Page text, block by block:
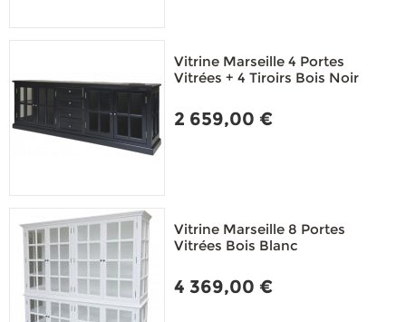
Vitrine Marseille 4 Portes
Vitrées + 4 Tiroirs Bois Noir
2 659,00 €
Vitrine Marseille 8 Portes
Vitrées Bois Blanc
4 369,00 €